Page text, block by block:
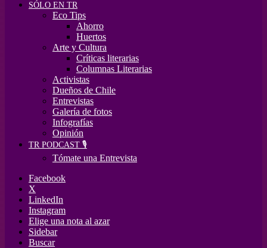
SÓLO EN TR
Eco Tips
Ahorro
Huertos
Arte y Cultura
Críticas literarias
Columnas Literarias
Activistas
Dueños de Chile
Entrevistas
Galería de fotos
Infografías
Opinión
TR PODCAST 🎙️
Tómate una Entrevista
Facebook
X
LinkedIn
Instagram
Elige una nota al azar
Sidebar
Buscar